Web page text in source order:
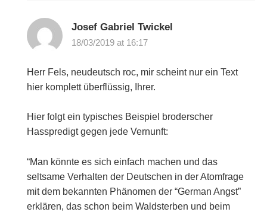
Josef Gabriel Twickel
18/03/2019 at 16:17
Herr Fels, neudeutsch roc, mir scheint nur ein Text
hier komplett überflüssig, Ihrer.
Hier folgt ein typisches Beispiel broderscher
Hasspredigt gegen jede Vernunft:
“Man könnte es sich einfach machen und das
seltsame Verhalten der Deutschen in der Atomfrage
mit dem bekannten Phänomen der “German Angst”
erklären, das schon beim Waldsterben und beim